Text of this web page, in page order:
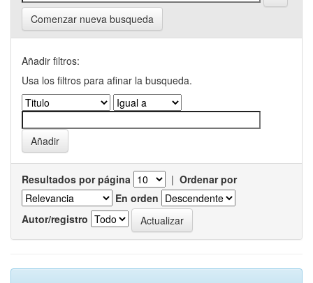
Comenzar nueva busqueda
Añadir filtros:
Usa los filtros para afinar la busqueda.
Resultados por página | Ordenar por
En orden
Autor/registro